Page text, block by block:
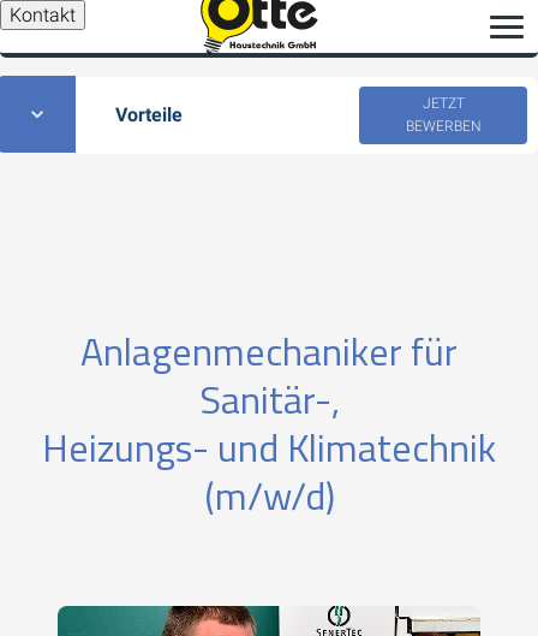
Kontakt
Vorteile
JETZT
BEWERBEN
Anlagenmechaniker für
Sanitär-,
Heizungs- und Klimatechnik
(m/w/d)